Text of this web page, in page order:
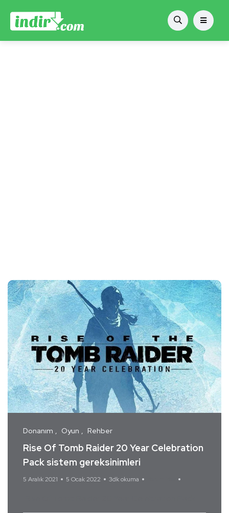
Donanım Oyun Rehber
Rise Of Tomb Raider 20 Year Celebration
Pack sistem gereksinimleri
5 Aralık 2021 5 Ocak 2022 3dk okuma